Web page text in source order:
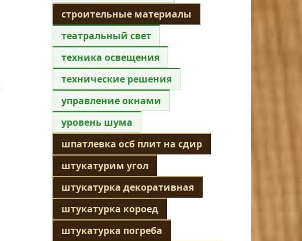
строительные материалы
театральный свет
техника освещения
технические решения
управление окнами
уровень шума
шпатлевка осб плит на сдир
штукатурим угол
штукатурка декоративная
штукатурка короед
штукатурка погреба